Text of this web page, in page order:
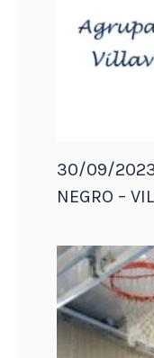
30/09/2023
NEGRO –